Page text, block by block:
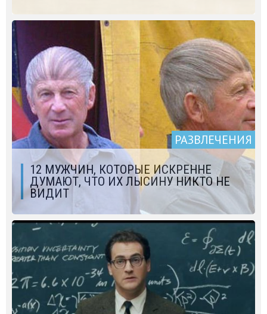
РАЗВЛЕЧЕНИЯ
12 МУЖЧИН, КОТОРЫЕ ИСКРЕННЕ
ДУМАЮТ, ЧТО ИХ ЛЫСИНУ НИКТО НЕ
ВИДИТ